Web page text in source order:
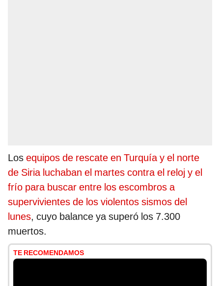
Los equipos de rescate en Turquía y el norte
de Siria luchaban el martes contra el reloj y el
frío para buscar entre los escombros a
supervivientes de los violentos sismos del
lunes, cuyo balance ya superó los 7.300
muertos.
TE RECOMENDAMOS